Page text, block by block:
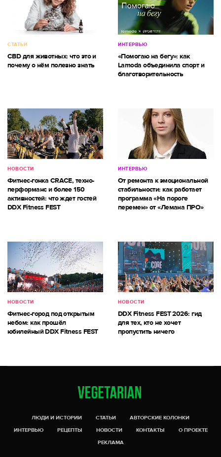
СТАТЬИ
CBD для животных: что это и
почему о нём полезно знать
ИНТЕРВЬЮ
«Помогаю на бегу»: как
Lamoda объединила спорт и
благотворительность
НОВОСТИ
Фитнес-гонка CRACE, техно-
перформанс и более 150
активностей: что ждет гостей
DDX Fitness FEST
ИНТЕРВЬЮ
От ремонта к эмоциональной
стабильности: как работает
программа «На пороге
перемен» от «Лемана ПРО»
НОВОСТИ
Фитнес-город под открытым
небом: как прошёл
юбилейный DDX Fitness FEST
НОВОСТИ
DDX Fitness FEST 2026: гид
для тех, кто не хочет
пропустить ничего
ЛЮДИ И ИСТОРИИ СТАТЬИ
АВТОРСКИЕ КОЛОНКИ
ИНТЕРВЬЮ
РЕЦЕПТЫ НОВОСТИ КОНТАКТЫ
О ПРОЕКТЕ
РЕКЛАМА